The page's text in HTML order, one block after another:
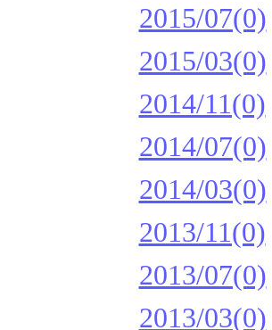
2015/07(0)
2015/03(0)
2014/11(0)
2014/07(0)
2014/03(0)
2013/11(0)
2013/07(0)
2013/03(0)